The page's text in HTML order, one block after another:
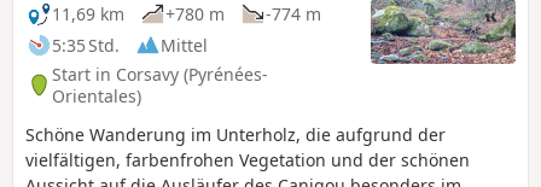
11,69 km +780 m
-774 m
5:35 Std.
Mittel
Start in Corsavy (Pyrénées-
Orientales)
Schöne Wanderung im Unterholz, die aufgrund der
vielfältigen, farbenfrohen Vegetation und der schönen